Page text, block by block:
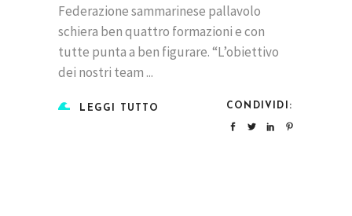
Federazione sammarinese pallavolo
schiera ben quattro formazioni e con
tutte punta a ben figurare. “L’obiettivo
dei nostri team
LEGGI TUTTO CONDIVIDI: